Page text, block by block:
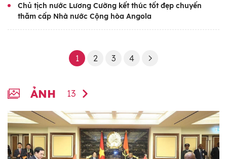
Chủ tịch nước Lương Cường kết thúc tốt đẹp chuyến
thăm cấp Nhà nước Cộng hòa Angola
1 2 3 4
ẢNH 13